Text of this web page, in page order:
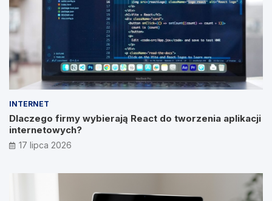
INTERNET
Dlaczego firmy wybierają React do tworzenia aplikacji
internetowych?
17 lipca 2026